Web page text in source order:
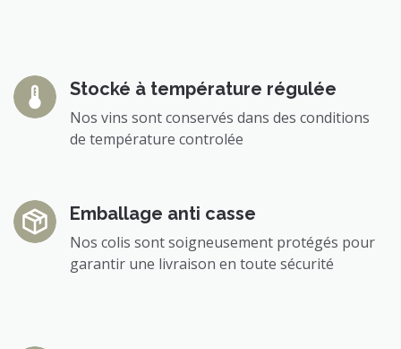
Stocké à température régulée
Nos vins sont conservés dans des conditions
de température controlée
Emballage anti casse
Nos colis sont soigneusement protégés pour
garantir une livraison en toute sécurité